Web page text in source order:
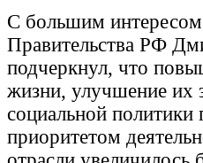
С большим интересом
Правительства РФ
подчеркнул, что
жизни, улучшение их
социальной политики
приоритетом